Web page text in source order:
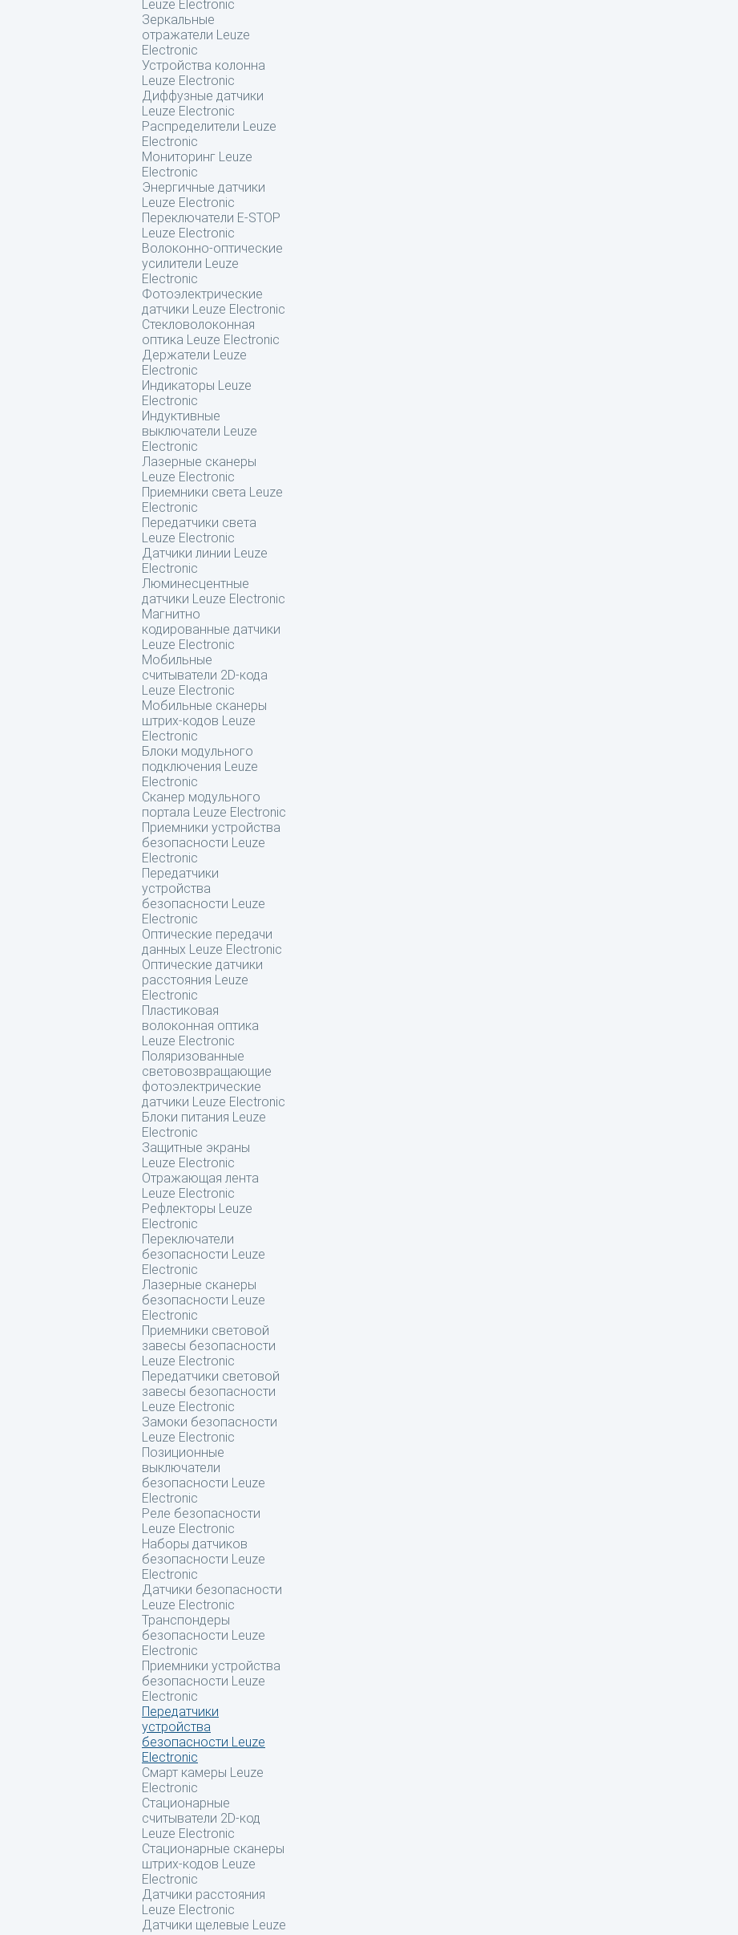
Leuze Electronic
Зеркальные
отражатели Leuze
Electronic
Устройства колонна
Leuze Electronic
Диффузные датчики
Leuze Electronic
Распределители Leuze
Electronic
Мониторинг Leuze
Electronic
Энергичные датчики
Leuze Electronic
Переключатели E-STOP
Leuze Electronic
Волоконно-оптические
усилители Leuze
Electronic
Фотоэлектрические
датчики Leuze Electronic
Стекловолоконная
оптика Leuze Electronic
Держатели Leuze
Electronic
Индикаторы Leuze
Electronic
Индуктивные
выключатели Leuze
Electronic
Лазерные сканеры
Leuze Electronic
Приемники света Leuze
Electronic
Передатчики света
Leuze Electronic
Датчики линии Leuze
Electronic
Люминесцентные
датчики Leuze Electronic
Магнитно
кодированные датчики
Leuze Electronic
Мобильные
считыватели 2D-кода
Leuze Electronic
Мобильные сканеры
штрих-кодов Leuze
Electronic
Блоки модульного
подключения Leuze
Electronic
Сканер модульного
портала Leuze Electronic
Приемники устройства
безопасности Leuze
Electronic
Передатчики
устройства
безопасности Leuze
Electronic
Оптические передачи
данных Leuze Electronic
Оптические датчики
расстояния Leuze
Electronic
Пластиковая
волоконная оптика
Leuze Electronic
Поляризованные
световозвращающие
фотоэлектрические
датчики Leuze Electronic
Блоки питания Leuze
Electronic
Защитные экраны
Leuze Electronic
Отражающая лента
Leuze Electronic
Рефлекторы Leuze
Electronic
Переключатели
безопасности Leuze
Electronic
Лазерные сканеры
безопасности Leuze
Electronic
Приемники световой
завесы безопасности
Leuze Electronic
Передатчики световой
завесы безопасности
Leuze Electronic
Замоки безопасности
Leuze Electronic
Позиционные
выключатели
безопасности Leuze
Electronic
Реле безопасности
Leuze Electronic
Наборы датчиков
безопасности Leuze
Electronic
Датчики безопасности
Leuze Electronic
Транспондеры
безопасности Leuze
Electronic
Приемники устройства
безопасности Leuze
Electronic
Передатчики
устройства
безопасности Leuze
Electronic
Смарт камеры Leuze
Electronic
Стационарные
считыватели 2D-код
Leuze Electronic
Стационарные сканеры
штрих-кодов Leuze
Electronic
Датчики расстояния
Leuze Electronic
Датчики щелевые Leuze